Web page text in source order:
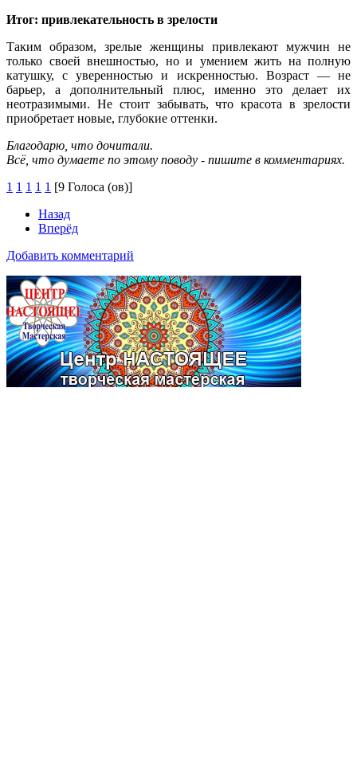
Итог: привлекательность в зрелости
Таким образом, зрелые женщины привлекают мужчин не
только своей внешностью, но и умением жить на полную
катушку, с уверенностью и искренностью. Возраст — не
барьер, а дополнительный плюс, именно это делает их
неотразимыми. Не стоит забывать, что красота в зрелости
приобретает новые, глубокие оттенки.
Благодарю, что дочитали.
Всё, что думаете по этому поводу - пишите в комментариях.
1 1 1 1 1 [9 Голоса (ов)]
Назад
Вперёд
Добавить комментарий